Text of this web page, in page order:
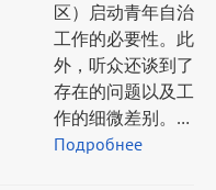
区）启动青年自治
工作的必要性。此
外，听众还谈到了
存在的问题以及工
作的细微差别。…
Подробнее